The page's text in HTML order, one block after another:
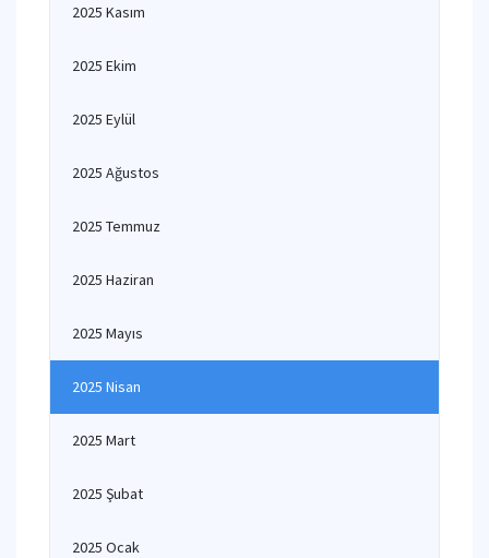
2025 Kasım
2025 Ekim
2025 Eylül
2025 Ağustos
2025 Temmuz
2025 Haziran
2025 Mayıs
2025 Nisan
2025 Mart
2025 Şubat
2025 Ocak